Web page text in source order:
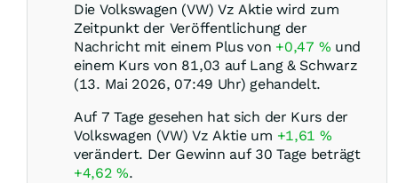
Die Volkswagen (VW) Vz Aktie wird zum
Zeitpunkt der Veröffentlichung der
Nachricht mit einem Plus von +0,47 % und
einem Kurs von 81,03 auf Lang & Schwarz
(13. Mai 2026, 07:49 Uhr) gehandelt.
Auf 7 Tage gesehen hat sich der Kurs der
Volkswagen (VW) Vz Aktie um +1,61 %
verändert. Der Gewinn auf 30 Tage beträgt
+4,62%.